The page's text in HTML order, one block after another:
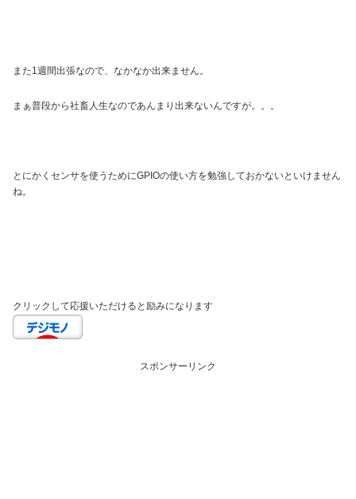
また1週間出張なので、なかなか出来ません。
まぁ普段から社畜人生なのであんまり出来ないんですが。。。
とにかくセンサを使うためにGPIOの使い方を勉強しておかないといけません
ね。
クリックして応援いただけると励みになります
スポンサーリンク